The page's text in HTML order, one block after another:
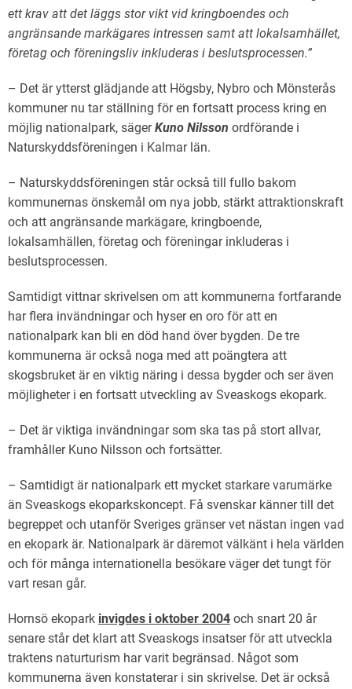
ett krav att det läggs stor vikt vid kringboendes och
angränsande markägares intressen samt att lokalsamhället,
företag och föreningsliv inkluderas i beslutsprocessen.”
– Det är ytterst glädjande att Högsby, Nybro och Mönsterås
kommuner nu tar ställning för en fortsatt process kring en
möjlig nationalpark, sägerKuno Nilsson ordförande i
Naturskyddsföreningen i Kalmar län.
– Naturskyddsföreningen står också till fullo bakom
kommunernas önskemål om nya jobb, stärkt attraktionskraft
och att angränsande markägare, kringboende,
lokalsamhällen, företag och föreningar inkluderas i
beslutsprocessen.
Samtidigt vittnar skrivelsen om att kommunerna fortfarande
har flera invändningar och hyser en oro för att en
nationalpark kan bli en död hand över bygden. De tre
kommunerna är också noga med att poängtera att
skogsbruket är en viktig näring i dessa bygder och ser även
möjligheter i en fortsatt utveckling av Sveaskogs ekopark.
– Det är viktiga invändningar som ska tas på stort allvar,
framhåller Kuno Nilsson och fortsätter.
– Samtidigt är nationalpark ett mycket starkare varumärke
än Sveaskogs ekoparkskoncept. Få svenskar känner till det
begreppet och utanför Sveriges gränser vet nästan ingen vad
en ekopark är. Nationalpark är däremot välkänt i hela världen
och för många internationella besökare väger det tungt för
vart resan går.
Hornsö ekopark invigdes i oktober 2004 och snart 20 år
senare står det klart att Sveaskogs insatser för att utveckla
traktens naturturism har varit begränsad. Något som
kommunerna även konstaterar i sin skrivelse. Det är också